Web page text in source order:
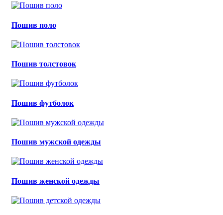
Пошив поло
Пошив толстовок
Пошив футболок
Пошив мужской одежды
Пошив женской одежды